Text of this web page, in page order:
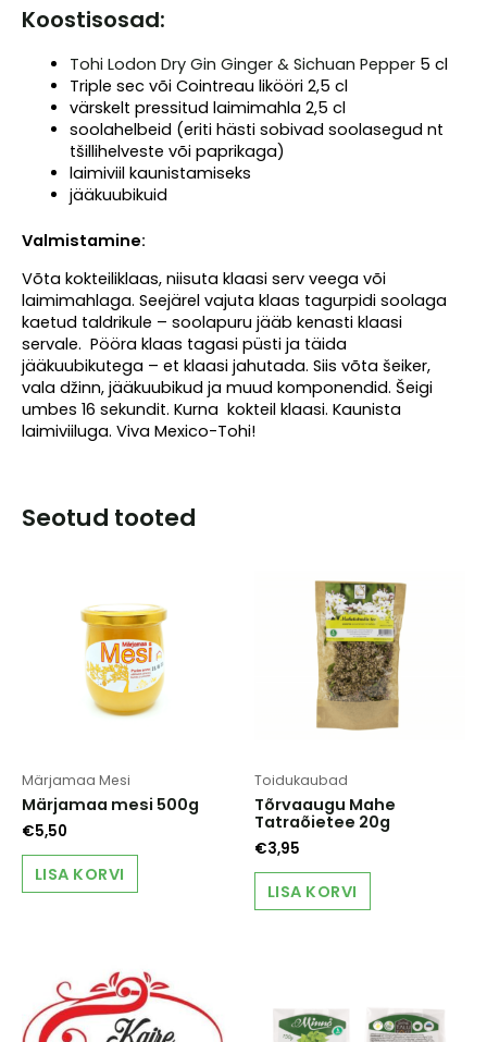
Koostisosad:
Tohi Lodon Dry Gin Ginger & Sichuan Pepper5 cl
Triple sec või Cointreau likööri 2,5 cl
värskelt pressitud laimimahla 2,5 cl
soolahelbeid (eriti hästi sobivad soolasegud nt
tšillihelveste või paprikaga)
laimiviil kaunistamiseks
jääkuubikuid
Valmistamine:
Võta kokteiliklaas, niisuta klaasi serv veega või
laimimahlaga. Seejärel vajuta klaas tagurpidi soolaga
kaetud taldrikule – soolapuru jääb kenasti klaasi
servale. Pööra klaas tagasi püsti ja täida
jääkuubikutega – et klaasi jahutada. Siis võta šeiker,
vala džinn, jääkuubikud ja muud komponendid. Šeigi
umbes 16 sekundit. Kurna kokteil klaasi. Kaunista
laimiviiluga. Viva Mexico-Tohi!
Seotud tooted
Märjamaa Mesi
Märjamaa mesi 500g
€5,50
LISA KORVI
Toidukaubad
Tõrvaaugu Mahe
Tatraõietee 20g
€3,95
LISA KORVI